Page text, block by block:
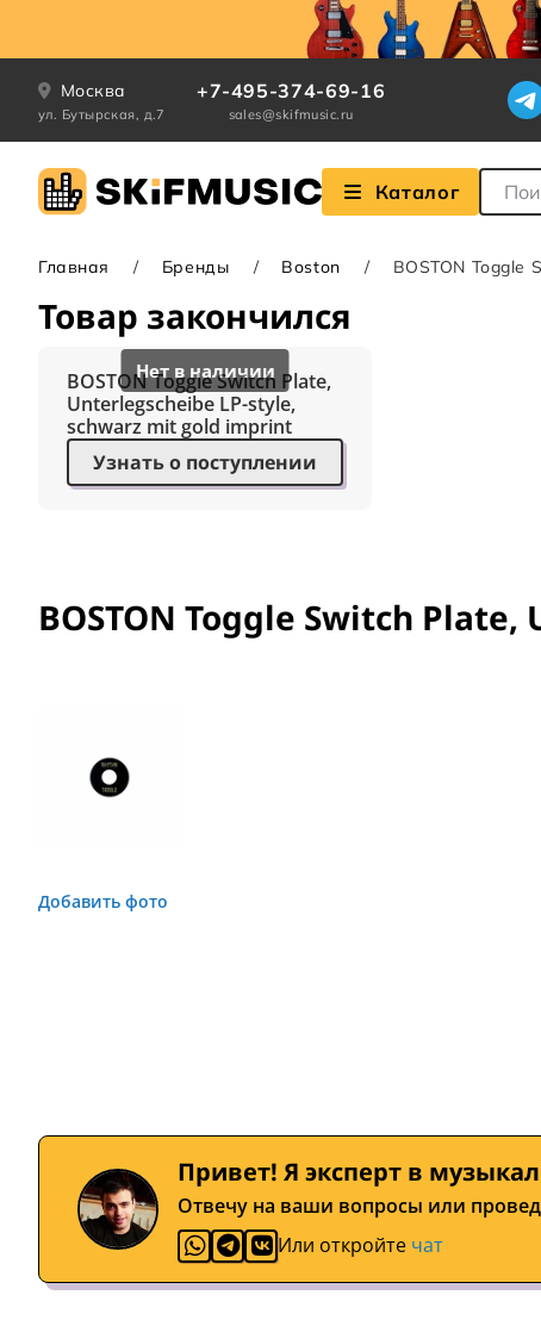
Москва
ул. Бутырская, д.7
+7-495-374-69-16
sales@skifmusic.ru
Каталог Поле
Главная Бренды Boston BOSTON Toggle
Товар закончился
BOSTON Toggle Switch Plate,
Unterlegscheibe LP-style,
schwarz mit gold imprint
Узнать о поступлении
BOSTON Toggle Switch
Добавить фото
Привет! Я эксперт в
Отвечу на ваши вопросы или
Или откройте чат